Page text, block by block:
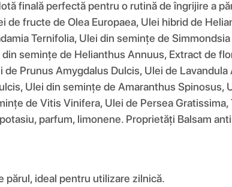
finală perfectă pentru o rutină de îngrijire a
de fructe de Olea Europaea, Ulei hibrid de
Ternifolia, Ulei din semințe de
semințe de Helianthus Annuus, Extract de
Prunus Amygdalus Dulcis, Ulei de
Ulei din semințe de Amaranthus
de Vitis Vinifera, Ulei de Persea
parfum, limonene. Proprietăți Balsam
părul, ideal pentru utilizare zilnică.